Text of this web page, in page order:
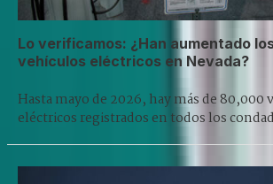
Lo verificamos: ¿Han aumentado
vehículos eléctricos en Nevada?
Hasta mayo de 2026, hay más de 80,000
eléctricos registrados en todos los